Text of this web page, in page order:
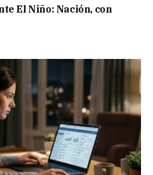
El Niño: Nación, con